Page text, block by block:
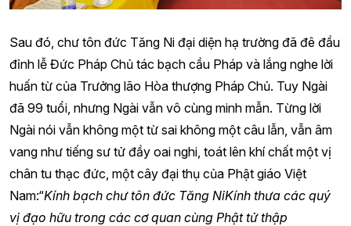
Sau đó, chư tôn đức Tăng Ni đại diện hạ trường đã đê đầu
đỉnh lễ Đức Pháp Chủ tác bạch cầu Pháp và lắng nghe lời
huấn từ của Trưởng lão Hòa thượng Pháp Chủ. Tuy Ngài
đã 99 tuổi, nhưng Ngài vẫn vô cùng minh mẫn. Từng lời
Ngài nói vẫn không một từ sai không một câu lẫn, vẫn âm
vang như tiếng sư tử đầy oai nghi, toát lên khí chất một vị
chân tu thạc đức, một cây đại thụ của Phật giáo Việt
Nam:“Kính bạch chư tôn đức Tăng NiKính thưa các quý
vị đạo hữu trong các cơ quan cùng Phật tử thập